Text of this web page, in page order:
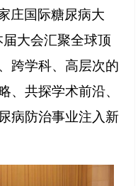
庄国际糖尿病大
大会汇聚全球顶
跨学科、高层次的
、共探学术前沿、
病防治事业注入新